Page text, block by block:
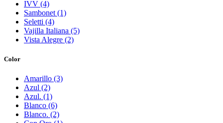
IVV (4)
Sambonet (1)
Seletti (4)
Vajilla Italiana (5)
Vista Alegre (2)
Color
Amarillo (3)
Azul (2)
Azul. (1)
Blanco (6)
Blanco. (2)